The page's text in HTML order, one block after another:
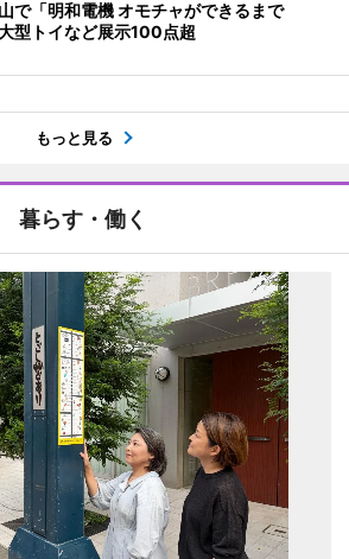
で「明和電機 オモチャができるまで
型トイなど展示100点超
もっと見る
暮らす・働く